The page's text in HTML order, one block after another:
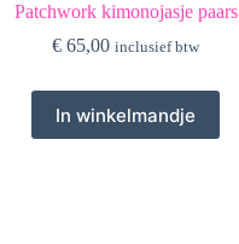
Patchwork kimonojasje paars
€ 65,00 inclusief btw
In winkelmandje